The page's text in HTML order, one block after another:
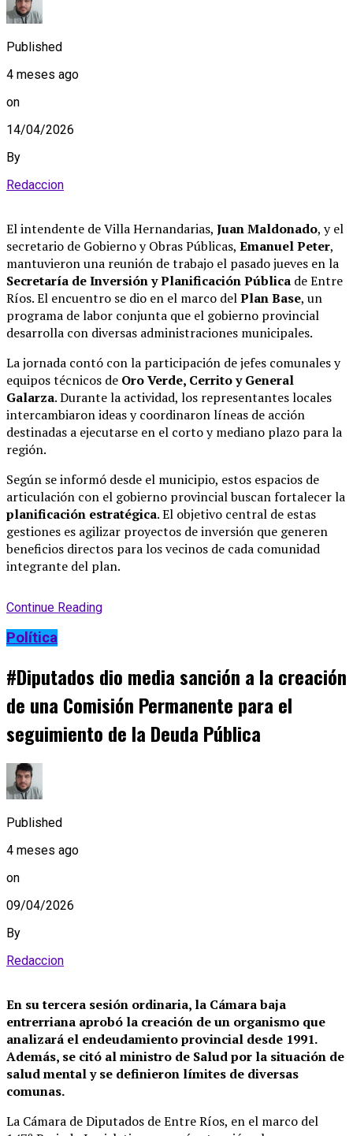
Published
4 meses ago
on
14/04/2026
By
Redaccion
El intendente de Villa Hernandarias, Juan Maldonado, y el
secretario de Gobierno y Obras Públicas, Emanuel Peter,
mantuvieron una reunión de trabajo el pasado jueves en la
Secretaría de Inversión y Planificación Pública de Entre
Ríos.El encuentro se dio en el marco delPlan Base, un
programa de labor conjunta que el gobierno provincial
desarrolla con diversas administraciones municipales.
La jornada contó con la participación de jefes comunales y
equipos técnicos de Oro Verde, Cerrito y General
Galarza.Durante la actividad, los representantes locales
intercambiaron ideas y coordinaron líneas de acción
destinadas a ejecutarse en el corto y mediano plazo para la
región.
Según se informó desde el municipio, estos espacios de
articulación con el gobierno provincial buscan fortalecer la
planificación estratégica.El objetivo central de estas
gestiones es agilizar proyectos de inversión que generen
beneficios directos para los vecinos de cada comunidad
integrante del plan.
Continue Reading
Política
#Diputados dio media sanción a la creación
de una Comisión Permanente para el
seguimiento de la Deuda Pública
Published
4 meses ago
on
09/04/2026
By
Redaccion
En su tercera sesión ordinaria, la Cámara baja
entrerriana aprobó la creación de un organismo que
analizará el endeudamiento provincial desde 1991.
Además, se citó al ministro de Salud por la situación de
salud mental y se definieron límites de diversas
comunas.
La Cámara de Diputados de Entre Ríos, en el marco del